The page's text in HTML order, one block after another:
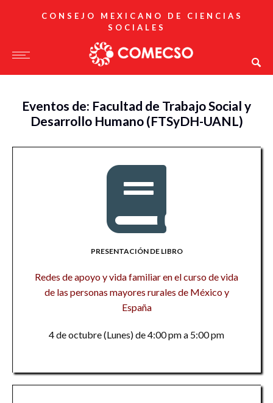
CONSEJO MEXICANO DE CIENCIAS
SOCIALES
Eventos de: Facultad de Trabajo Social y
Desarrollo Humano (FTSyDH-UANL)
PRESENTACIÓN DE LIBRO
Redes de apoyo y vida familiar en el curso de vida
de las personas mayores rurales de México y
España
4 de octubre (Lunes) de 4:00 pm a 5:00 pm